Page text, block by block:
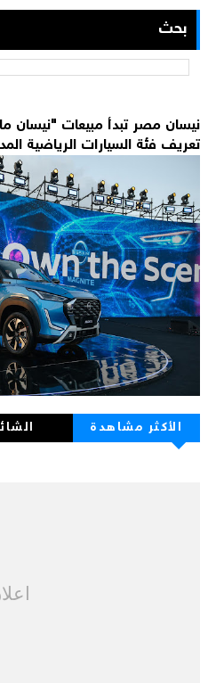
بحث
نيسان مصر تبدأ مبيعات "نيسان
تعريف فئة السيارات الرياضية
الأكثر مشاهدة